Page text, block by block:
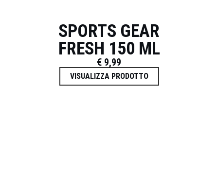
SPORTS GEAR
FRESH 150 ML
€ 9,99
VISUALIZZA PRODOTTO